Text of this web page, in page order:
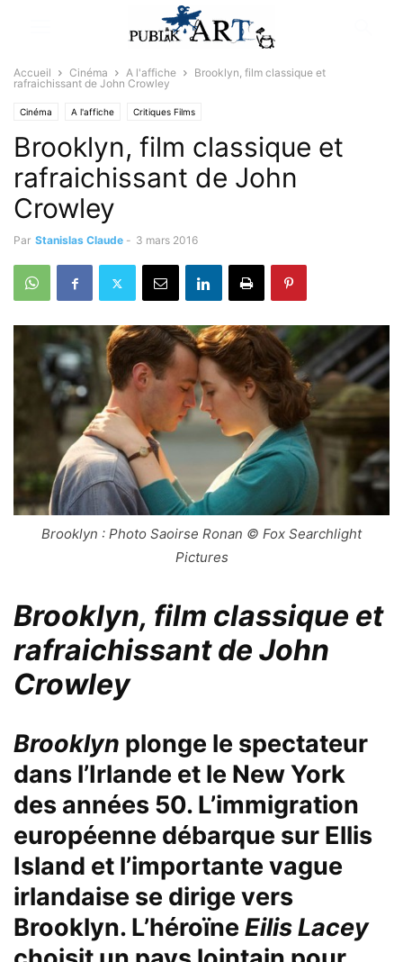
Accueil Cinéma A l'affiche
Brooklyn, film classique et
rafraichissant de John Crowley
Cinéma A l'affiche Critiques Films
Brooklyn, film classique et
rafraichissant de John
Crowley
Par Stanislas Claude - 3 mars 2016
Brooklyn : Photo Saoirse Ronan © Fox Searchlight
Pictures
Brooklyn, film classique et
rafraichissant de John
Crowley
Brooklyn plonge le spectateur
dans l’Irlande et le New York
des années 50. L’immigration
européenne débarque sur Ellis
Island et l’importante vague
irlandaise se dirige vers
Brooklyn. L’héroïne Eilis Lacey